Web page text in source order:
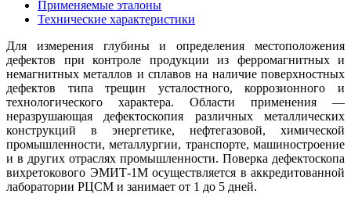
Применяемые эталоны
Технические характеристики
Для измерения глубины и определения местоположения
дефектов при контроле продукции из ферромагнитных и
немагнитных металлов и сплавов на наличие поверхностных
дефектов типа трещин усталостного, коррозионного и
технологического характера. Области применения —
неразрушающая дефектоскопия различных металлических
конструкций в энергетике, нефтегазовой, химической
промышленности, металлургии, транспорте, машиностроение
и в других отраслях промышленности. Поверка дефектоскопа
вихретокового ЭМИТ-1Мосуществляется в аккредитованной
лаборатории РЦСМ и занимает от 1 до 5 дней.